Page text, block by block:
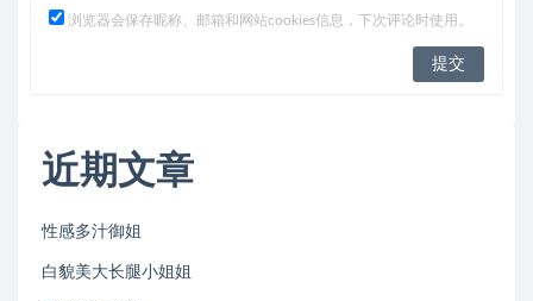
浏览器会保存昵称、邮箱和网站cookies信息，下次评论时使用。
近期文章
性感多汁御姐
白貌美大长腿小姐姐